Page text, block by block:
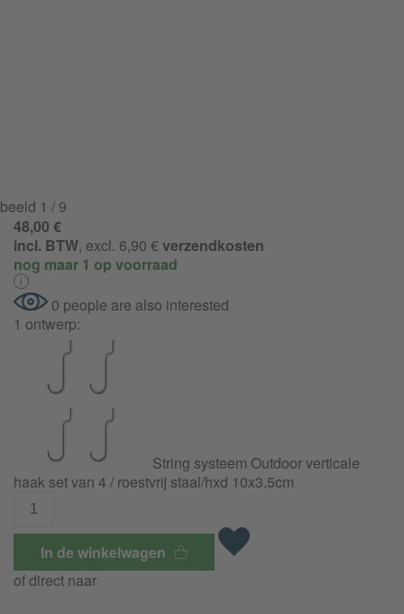
beeld 1 / 9
48,00 €
incl. BTW, excl. 6,90 €verzendkosten
nog maar 1 op voorraad
0 people are also interested
1 ontwerp:
String systeem Outdoor verticale
haak set van 4 / roestvrij staal/hxd 10x3.5cm
In de winkelwagen
of direct naar